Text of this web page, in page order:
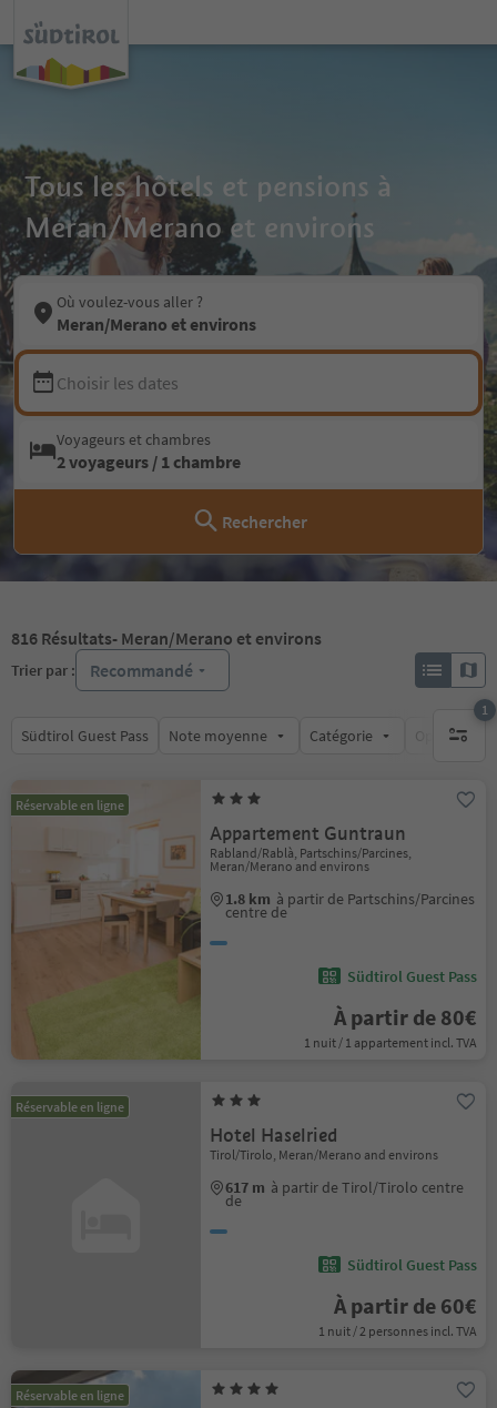
Tous les hôtels et pensions à
Meran/Merano et environs
Où voulez-vous aller ?
Meran/Merano et environs
Choisir les dates
Voyageurs et chambres
2 voyageurs / 1 chambre
Rechercher
816 Résultats- Meran/Merano et environs
Trier par : Recommandé
Südtirol Guest Pass Note moyenne Catégorie Options de
1
1 filtre
Réservable en ligne
Appartement Guntraun
Rabland/Rablà, Partschins/Parcines,
Meran/Merano and environs
1.8 km à partir de Partschins/Parcines
centre de
Südtirol Guest Pass
À partir de 80€
1 nuit / 1 appartement incl. TVA
Réservable en ligne
Hotel Haselried
Tirol/Tirolo, Meran/Merano and environs
617 m à partir de Tirol/Tirolo centre
de
Südtirol Guest Pass
À partir de 60€
1 nuit / 2 personnes incl. TVA
Réservable en ligne